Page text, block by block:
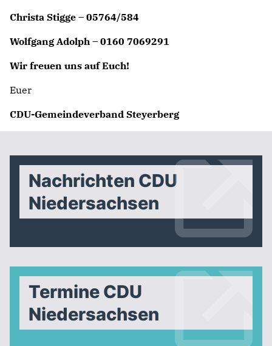
Christa Stigge – 05764/584
Wolfgang Adolph – 0160 7069291
Wir freuen uns auf Euch!
Euer
CDU-Gemeindeverband Steyerberg
Nachrichten CDU
Niedersachsen
Termine CDU
Niedersachsen